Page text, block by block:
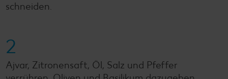
schneiden.
2
Ajvar, Zitronensaft, Öl, Salz und Pfeffer